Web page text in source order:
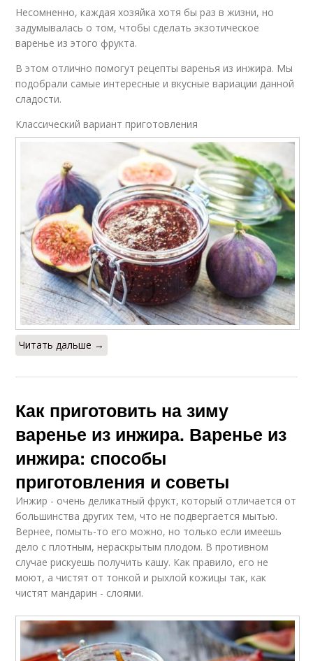
Несомненно, каждая хозяйка хотя бы раз в жизни, но
задумывалась о том, чтобы сделать экзотическое
варенье из этого фрукта.
В этом отлично помогут рецепты варенья из инжира. Мы
подобрали самые интересные и вкусные вариации данной
сладости.
Классический вариант приготовления
Читать дальше →
Как приготовить на зиму
варенье из инжира. Варенье из
инжира: способы
приготовления и советы
Инжир - очень деликатный фрукт, который отличается от
большинства других тем, что не подвергается мытью.
Вернее, помыть-то его можно, но только если имеешь
дело с плотным, нераскрытым плодом. В противном
случае рискуешь получить кашу. Как правило, его не
моют, а чистят от тонкой и рыхлой кожицы так, как
чистят мандарин - слоями.